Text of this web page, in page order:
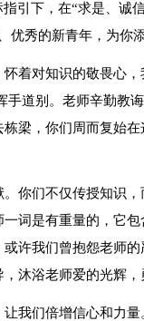
引下，在“求是、诚
优秀的新青年，为你添
着对知识的敬畏心
道别。老师辛勤教
梁，你们周而复始
你们不仅传授知识
词是有重量的，它
许我们曾抱怨老师
沐浴老师爱的光辉
我们倍增信心和力